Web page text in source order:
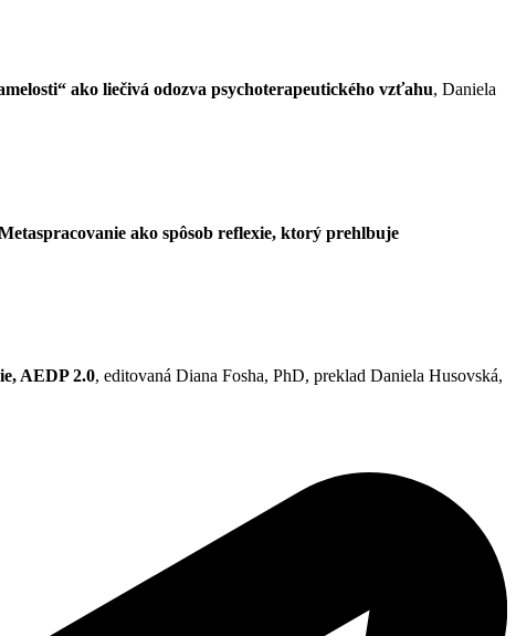
ako liečivá odozva psychoterapeutického vzťahu, Daniela
ako spôsob reflexie, ktorý prehlbuje
AEDP 2.0, editovaná Diana Fosha, PhD, preklad Daniela Husovská,